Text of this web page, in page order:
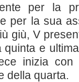
per la
per la sua
giù, V
e
inizia
della quarta.